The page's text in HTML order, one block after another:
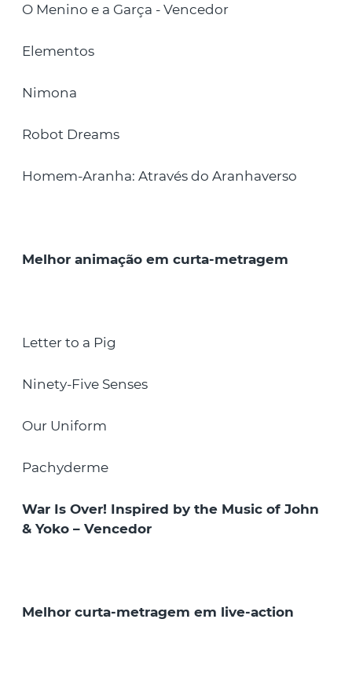
O Menino e a Garça - Vencedor
Elementos
Nimona
Robot Dreams
Homem-Aranha: Através do Aranhaverso
Melhor animação em curta-metragem
Letter to a Pig
Ninety-Five Senses
Our Uniform
Pachyderme
War Is Over! Inspired by the Music of John
& Yoko – Vencedor
Melhor curta-metragem em live-action